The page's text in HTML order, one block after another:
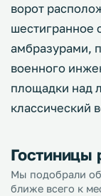
ворот
шестигранное
амбразурами,
военного
площадки над
классический
Гостиницы
Мы подобрали
ближе всего к